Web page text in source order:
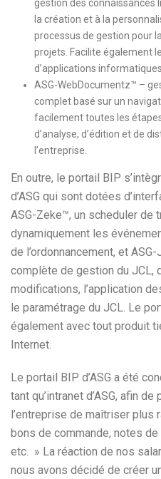
gestion des connaissances
la création et à la
processus de gestion pour
projets. Facilite également
d’applications
ASG-WebDocumentz™ –
complet basé sur un
facilement toutes les
d’analyse, d’édition et de
l’entreprise.
En outre, le portail BIP
d’ASG qui sont dotées
ASG-Zeke™, un scheduler de
dynamiquement les
de l’ordonnancement, et
complète de gestion du JCL,
modifications, l’application
le paramétrage du JCL. Le
également avec tout produit
Internet.
Le portail BIP d’ASG a été
tant qu’intranet d’ASG, afin
l’entreprise de maîtriser plus
bons de commande, notes
etc. » La réaction de nos
nous avons décidé de créer